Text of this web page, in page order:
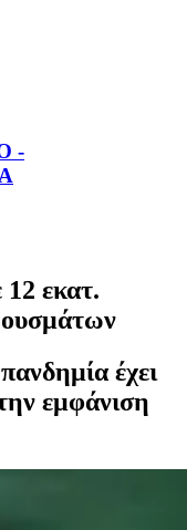
-
12 εκατ.
έχει
εμφάνιση